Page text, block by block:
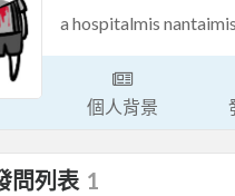
a hospitalmis nantaimis
個人背景
問列表 1